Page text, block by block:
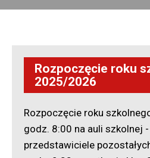
Procedury
szkół
Rekrutacja
-
pracodawcy
Rekrutacja
-
Podania
Rozpoczęcie roku
2025/2026
Rozpoczęcie roku
godz. 8:00 na auli szkolnej
przedstawiciele